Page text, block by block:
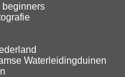
beginners
Waterleidingduinen